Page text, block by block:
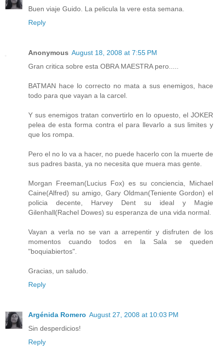
Buen viaje Guido. La pelicula la vere esta semana.
Reply
Anonymous August 18, 2008 at 7:55 PM
Gran critica sobre esta OBRA MAESTRA pero.....
BATMAN hace lo correcto no mata a sus enemigos, hace
todo para que vayan a la carcel.
Y sus enemigos tratan convertirlo en lo opuesto, el JOKER
pelea de esta forma contra el para llevarlo a sus limites y
que los rompa.
Pero el no lo va a hacer, no puede hacerlo con la muerte de
sus padres basta, ya no necesita que muera mas gente.
Morgan Freeman(Lucius Fox) es su conciencia, Michael
Caine(Alfred) su amigo, Gary Oldman(Teniente Gordon) el
policia decente, Harvey Dent su ideal y Magie
Gilenhall(Rachel Dowes) su esperanza de una vida normal.
Vayan a verla no se van a arrepentir y disfruten de los
momentos cuando todos en la Sala se queden
"boquiabiertos".
Gracias, un saludo.
Reply
Argénida Romero August 27, 2008 at 10:03 PM
Sin desperdicios!
Reply